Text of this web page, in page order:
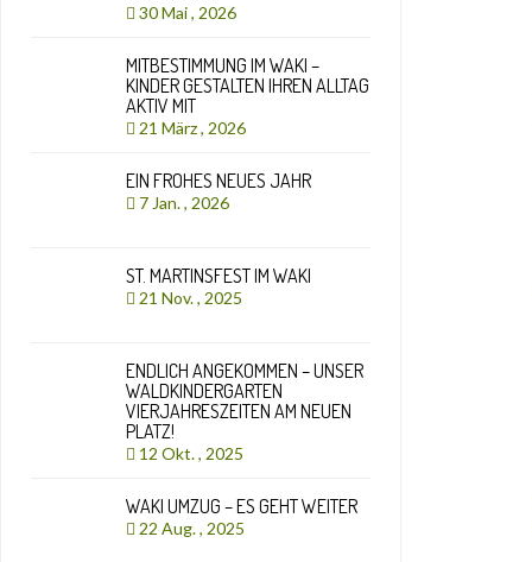
30 Mai , 2026
MITBESTIMMUNG IM WAKI –
KINDER GESTALTEN IHREN ALLTAG
AKTIV MIT
21 März , 2026
EIN FROHES NEUES JAHR
7 Jan. , 2026
ST. MARTINSFEST IM WAKI
21 Nov. , 2025
ENDLICH ANGEKOMMEN – UNSER
WALDKINDERGARTEN
VIERJAHRESZEITEN AM NEUEN
PLATZ!
12 Okt. , 2025
WAKI UMZUG – ES GEHT WEITER
22 Aug. , 2025